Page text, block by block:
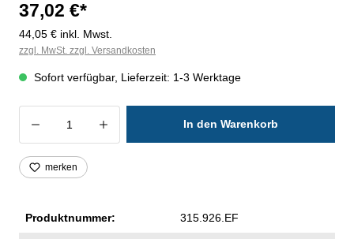
37,02 €*
44,05 € inkl. Mwst.
zzgl. MwSt. zzgl. Versandkosten
Sofort verfügbar, Lieferzeit: 1-3 Werktage
Produkt Anzahl: Gib den gewünschten
In den Warenkorb
merken
Produktnummer: 315.926.EF